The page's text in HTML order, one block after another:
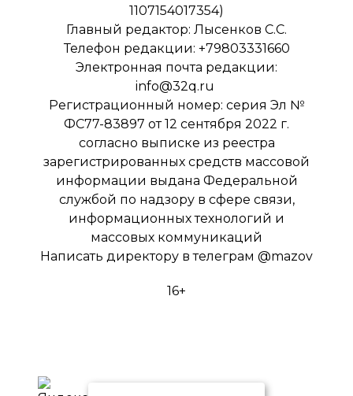
1107154017354)
Главный редактор: Лысенков С.С.
Телефон редакции: +79803331660
Электронная почта редакции:
info@32q.ru
Регистрационный номер: серия Эл №
ФС77-83897 от 12 сентября 2022 г.
согласно выписке из реестра
зарегистрированных средств массовой
информации выдана Федеральной
службой по надзору в сфере связи,
информационных технологий и
массовых коммуникаций
Написать директору в телеграм @mazov
16+